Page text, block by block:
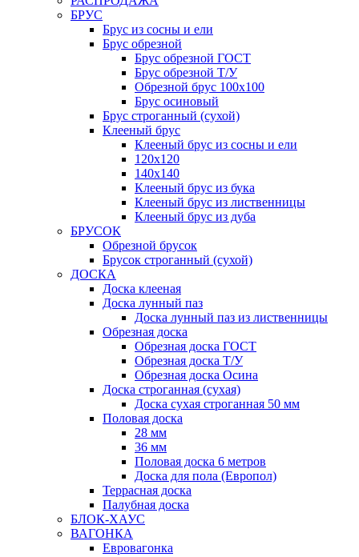
БРУС
Брус из сосны и ели
Брус обрезной
Брус обрезной ГОСТ
Брус обрезной Т/У
Обрезной брус 100х100
Брус осиновый
Брус строганный (сухой)
Клееный брус
Клееный брус из сосны и ели
120х120
140х140
Клееный брус из бука
Клееный брус из лиственницы
Клееный брус из дуба
БРУСОК
Обрезной брусок
Брусок строганный (сухой)
ДОСКА
Доска клееная
Доска лунный паз
Доска лунный паз из лиственницы
Обрезная доска
Обрезная доска ГОСТ
Обрезная доска Т/У
Обрезная доска Осина
Доска строганная (сухая)
Доска сухая строганная 50 мм
Половая доска
28 мм
36 мм
Половая доска 6 метров
Доска для пола (Европол)
Террасная доска
Палубная доска
БЛОК-ХАУС
ВАГОНКА
Евровагонка